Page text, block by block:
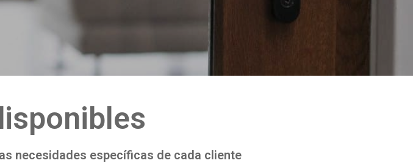
necesidades específicas de cada cliente